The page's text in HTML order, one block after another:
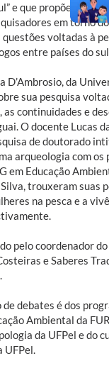
e que propõe a
em torno
voltadas à
entre países do
D’Ambrosio, da
sua pesquisa
continuidades e
O docente Lucas
de doutorado
arqueologia com os
em Educação
trouxeram suas
na pesca e a
pelo coordenador
e Saberes
debates é dos
Ambiental da
da UFPel e do
UFPel.